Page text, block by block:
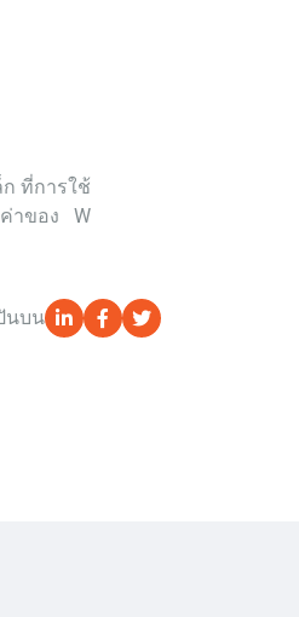
ที่การใช้
ค่าของ W
นบน